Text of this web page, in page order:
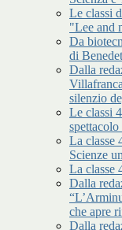
Le classi
"Lee and
Da
di
Dalla
silenzio
Le classi
La classe
Scienze
La classe
Dalla
che apre
Dalla